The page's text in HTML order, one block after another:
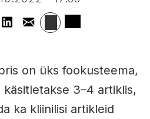
on üks fookusteema,
3–4 artiklis,
ka kliinilisi artikleid